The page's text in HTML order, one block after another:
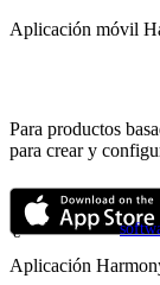
Aplicación móvil
Para productos
para crear y
¿Está buscando
Aplicación